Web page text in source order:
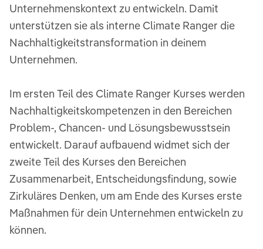
Unternehmenskontext zu entwickeln. Damit
unterstützen sie als interne Climate Ranger die
Nachhaltigkeitstransformation in deinem
Unternehmen.
Im ersten Teil des Climate Ranger Kurses werden
Nachhaltigkeitskompetenzen in den Bereichen
Problem-, Chancen- und Lösungsbewusstsein
entwickelt. Darauf aufbauend widmet sich der
zweite Teil des Kurses den Bereichen
Zusammenarbeit, Entscheidungsfindung, sowie
Zirkuläres Denken, um am Ende des Kurses erste
Maßnahmen für dein Unternehmen entwickeln zu
können.